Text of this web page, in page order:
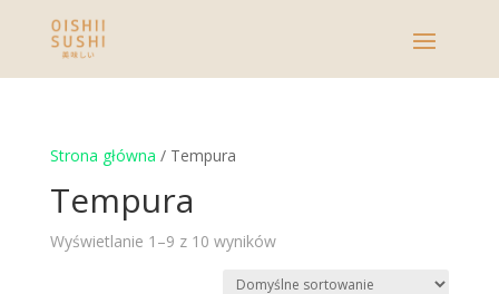
Strona główna / Tempura
Tempura
Wyświetlanie 1–9 z 10 wyników